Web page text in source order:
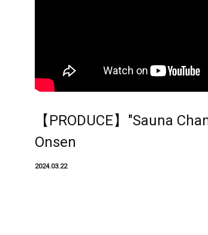
【PRODUCE】"Sauna
Onsen
2024.03.22